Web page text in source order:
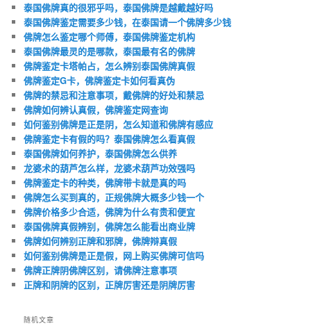
泰国佛牌真的很邪乎吗，泰国佛牌是越戴越好吗
泰国佛牌鉴定需要多少钱，在泰国请一个佛牌多少钱
佛牌怎么鉴定哪个师傅，泰国佛牌鉴定机构
泰国佛牌最灵的是哪款，泰国最有名的佛牌
佛牌鉴定卡塔帕占，怎么辨别泰国佛牌真假
佛牌鉴定G卡，佛牌鉴定卡如何看真伪
佛牌的禁忌和注意事项，戴佛牌的好处和禁忌
佛牌如何辨认真假，佛牌鉴定网查询
如何鉴别佛牌是正是阴，怎么知道和佛牌有感应
佛牌鉴定卡有假的吗？泰国佛牌怎么看真假
泰国佛牌如何养护，泰国佛牌怎么供养
龙婆术的葫芦怎么样，龙婆术葫芦功效强吗
佛牌鉴定卡的种类，佛牌带卡就是真的吗
佛牌怎么买到真的，正规佛牌大概多少钱一个
佛牌价格多少合适，佛牌为什么有贵和便宜
泰国佛牌真假辨别，佛牌怎么能看出商业牌
佛牌如何辨别正牌和邪牌，佛牌辩真假
如何鉴别佛牌是正是假，网上购买佛牌可信吗
佛牌正牌阴佛牌区别，请佛牌注意事项
正牌和阴牌的区别，正牌厉害还是阴牌厉害
随机文章